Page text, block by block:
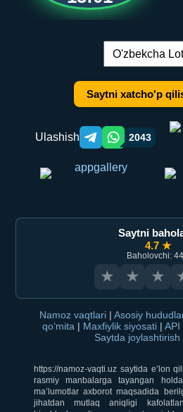
Tilni
Saytni xatcho'p
Ulashish Telegram orqali ulashish
WhatsApp orqali
2043
Saytni
4.7 ★
Baholovchi:
★ ★ ★
Namoz vaqtlari | Asosiy
qo‘mita | Maxfiylik siyosati | API
Saytda joylashtirish
https://namoz-vaqti.uz saytida e’lon
rasmiy manbalarga tayangan
ma’lumotlar axborot maqsadida
jihatdan mutlaq aniqligi